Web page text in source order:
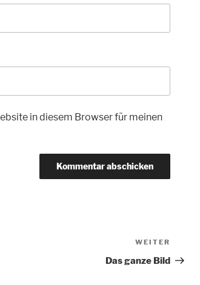
in diesem Browser für meinen
Beitrag
WEITER
Das ganze Bild